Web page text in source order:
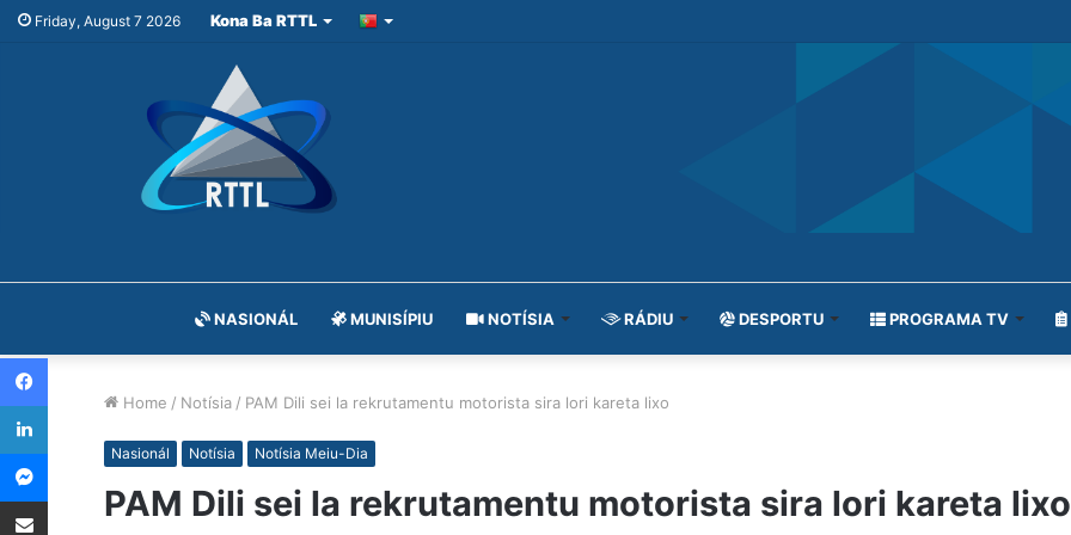
Friday, August 7 2026 Kona Ba RTTL
NASIONÁL MUNISÍPIU NOTÍSIA RÁDIU DESPORTU PROGRAMA TV
Home / Notísia / PAM Dili sei la rekrutamentu motorista sira lori kareta lixo
Nasionál Notísia Notísia Meiu-Dia
PAM Dili sei la rekrutamentu motorista sira lori kareta lixo
Facebook
LinkedIn
Messenger